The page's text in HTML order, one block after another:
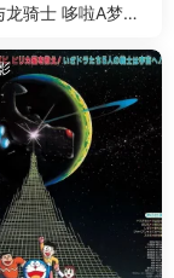
骑士 哆啦A梦剧